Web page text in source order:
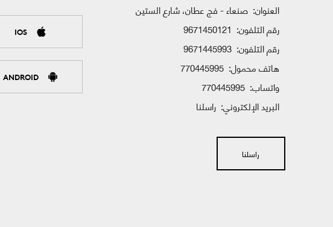
العنوان: صنعاء - فج عطان، شارع الستين
رقم التلفون: 9671450121
رقم التلفون: 9671445993
هاتف محمول: 770445995
واتساب: 770445995
البريد الإلكتروني: راسلنا
راسلنا
IOS
ANDROID